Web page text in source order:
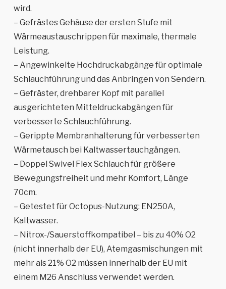
wird.
– Gefrästes Gehäuse der ersten Stufe mit
Wärmeaustauschrippen für maximale, thermale
Leistung.
– Angewinkelte Hochdruckabgänge für optimale
Schlauchführung und das Anbringen von Sendern.
– Gefräster, drehbarer Kopf mit parallel
ausgerichteten Mitteldruckabgängen für
verbesserte Schlauchführung.
– Gerippte Membranhalterung für verbesserten
Wärmetausch bei Kaltwassertauchgängen.
– Doppel Swivel Flex Schlauch für größere
Bewegungsfreiheit und mehr Komfort, Länge
70cm.
– Getestet für Octopus-Nutzung: EN250A,
Kaltwasser.
– Nitrox-/Sauerstoffkompatibel – bis zu 40% O2
(nicht innerhalb der EU), Atemgasmischungen mit
mehr als 21% O2 müssen innerhalb der EU mit
einem M26 Anschluss verwendet werden.